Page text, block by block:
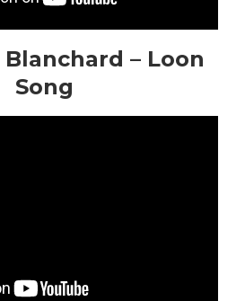
Blanchard – Loon
Song